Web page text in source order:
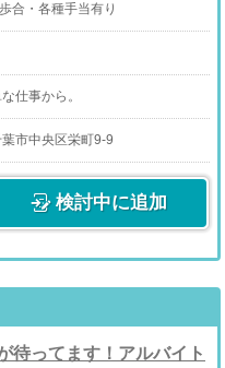
合・各種手当有り
仕事から。
受付での接客対応や電話対応、
どをお願い致します。
市中央区栄町9-9
市中央区栄町3-13
市姉崎1964-2
検討中に追加
待ってます！アルバイト